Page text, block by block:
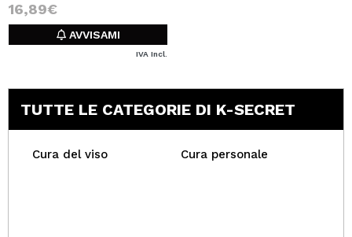
16,89€
AVVISAMI
IVA Incl.
TUTTE LE CATEGORIE DI K-SECRET
Cura del viso Cura personale